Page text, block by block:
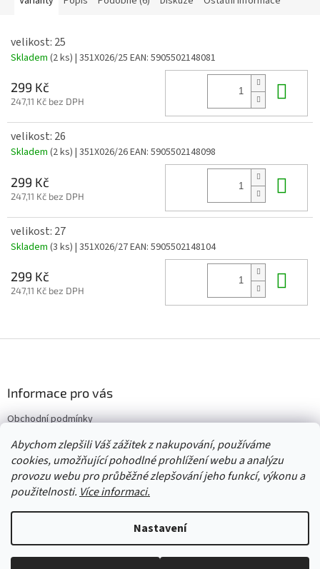
Abychom zlepšili Váš zážitek z nakupování, používáme
cookies, umožňující pohodlné prohlížení webu a analýzu
provozu webu pro průběžné zlepšování jeho funkcí, výkonu a
použitelnosti. Více informaci.
Nastavení
velikost: 25
Skladem (2 ks) | 351X026/25 EAN: 5905502148081
299 Kč
247,11 Kč bez DPH
velikost: 26
Skladem (2 ks) | 351X026/26EAN: 5905502148098
299 Kč
247,11 Kč bez DPH
velikost: 27
Skladem (3 ks) | 351X026/27EAN: 5905502148104
299 Kč
247,11 Kč bez DPH
í
Informace pro vás
Obchodní podmínky
Vrácení/výměna/reklamace
Velkoobchod
Copyright 2026Červený Tulipán. Všechna práva vyhrazena.Upravit